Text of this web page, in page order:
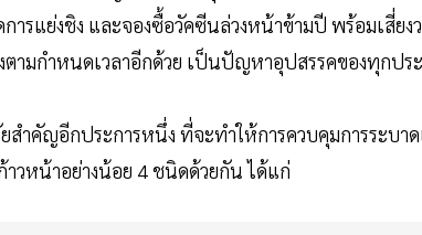
รแย่งชิง และจองซื้อวัคซีนล่วงหน้าข้ามปี พร้อมเสี่ยง
ามกำหนดเวลาอีกด้วย เป็นปัญหาอุปสรรคของทุกปร
สำคัญอีกประการหนึ่ง ที่จะทำให้การควบคุมการระบา
หน้าอย่างน้อย 4 ชนิดด้วยกัน ได้แก่